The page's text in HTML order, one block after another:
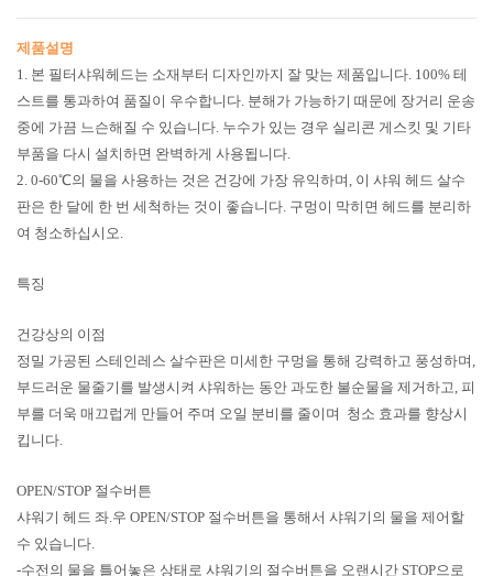
제품설명
1. 본 필터샤워헤드는 소재부터 디자인까지 잘 맞는 제품입니다. 100% 테
스트를 통과하여 품질이 우수합니다. 분해가 가능하기 때문에 장거리 운송
중에 가끔 느슨해질 수 있습니다. 누수가 있는 경우 실리콘 게스킷 및 기타
부품을 다시 설치하면 완벽하게 사용됩니다.
2. 0-60℃의 물을 사용하는 것은 건강에 가장 유익하며, 이 샤워 헤드 살수
판은 한 달에 한 번 세척하는 것이 좋습니다. 구멍이 막히면 헤드를 분리하
여 청소하십시오.
특징
건강상의 이점
정밀 가공된 스테인레스 살수판은 미세한 구멍을 통해 강력하고 풍성하며,
부드러운 물줄기를 발생시켜 샤워하는 동안 과도한 불순물을 제거하고, 피
부를 더욱 매끄럽게 만들어 주며 오일 분비를 줄이며 청소 효과를 향상시
킵니다.
OPEN/STOP 절수버튼
샤워기 헤드 좌.우 OPEN/STOP 절수버튼을 통해서 샤워기의 물을 제어할
수 있습니다.
-수전의 물을 틀어놓은 상태로 샤워기의 절수버튼을 오랜시간 STOP으로